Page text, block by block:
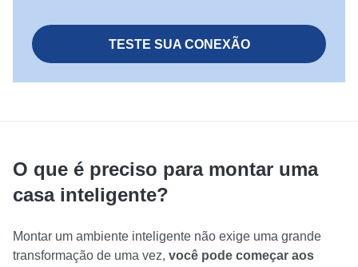
TESTE SUA CONEXÃO
O que é preciso para montar uma
casa inteligente?
Montar um ambiente inteligente não exige uma grande
transformação de uma vez, você pode começar aos